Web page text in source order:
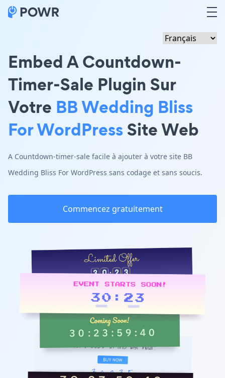
Embed A Countdown-
Timer-Sale Plugin Sur
Votre BB Wedding Bliss
For WordPressSite Web
A Countdown-timer-sale facile à ajouter à votre site BB
Wedding Bliss For WordPress sans codage et sans soucis.
Commencez gratuitement